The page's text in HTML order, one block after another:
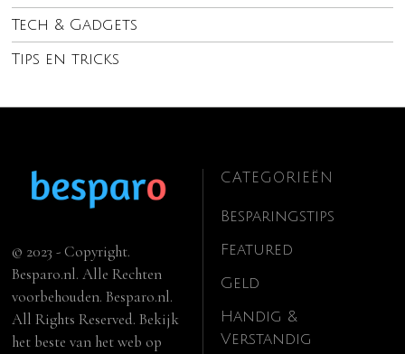
Tech & Gadgets
Tips en tricks
© 2023 - Copyright.
Besparo.nl. Alle Rechten
voorbehouden. Besparo.nl.
All Rights Reserved. Bekijk
het beste van het web op
CATEGORIEËN
Besparingstips
Featured
Geld
Handig &
Verstandig